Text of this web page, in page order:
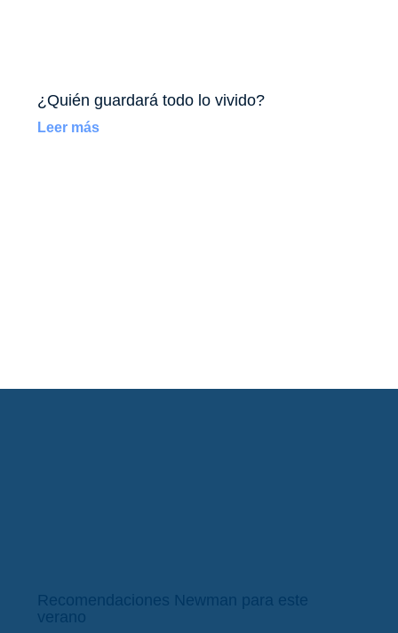
¿Quién guardará todo lo vivido?
Leer más
Recomendaciones Newman para este
verano